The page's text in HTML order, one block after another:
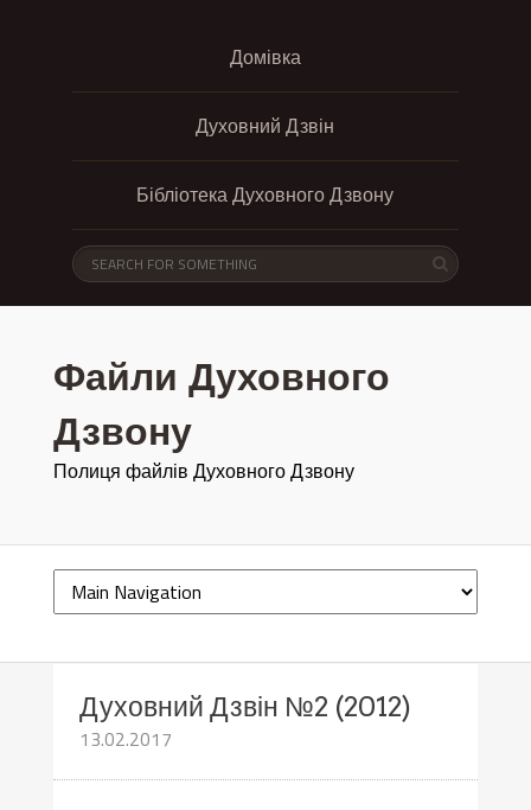
Домівка
Духовний Дзвін
Бібліотека Духовного Дзвону
Файли Духовного
Дзвону
Полиця файлів Духовного Дзвону
Духовний Дзвін №2 (2012)
13.02.2017